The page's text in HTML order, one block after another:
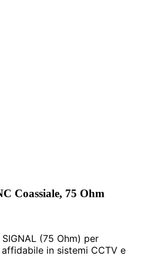
Coassiale, 75 Ohm
(75 Ohm) per
in sistemi CCTV e